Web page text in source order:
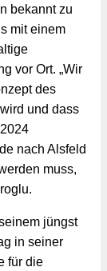
bekannt zu
mit einem
vor Ort. „Wir
des
und dass
nach Alsfeld
muss,
jüngst
in seiner
für die